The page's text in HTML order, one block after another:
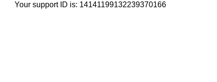
Your support ID is: 14141199132239370166